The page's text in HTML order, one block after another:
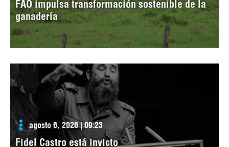
FAO impulsa transformación sostenible de la
ganadería
agosto 6, 2026 | 09:23
Fidel Castro está invicto